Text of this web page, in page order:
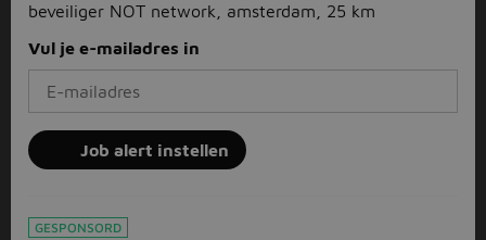
beveiliger NOT network, amsterdam, 25 km
Vul je e-mailadres in
Job alert instellen
GESPONSORD